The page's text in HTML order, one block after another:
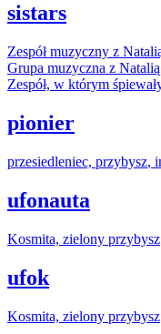
sistars
Zespół muzyczny z
Grupa muzyczna z
Zespół, w którym
pionier
przesiedleniec, przybysz,
ufonauta
Kosmita, zielony przybysz
ufok
Kosmita, zielony przybysz